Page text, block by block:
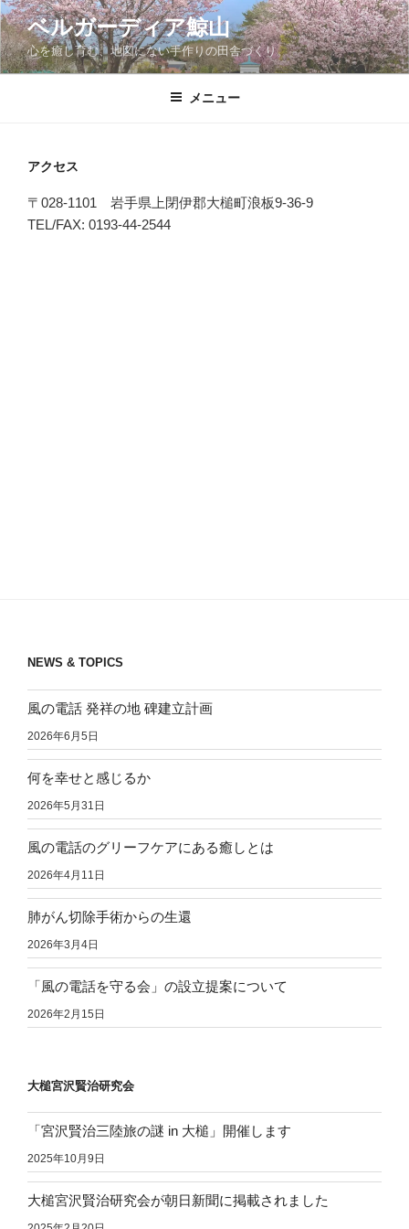
コ
ン
テ
ン
ベルガーディア鯨山
心を癒し育む、地図にない手作りの田舎づくり。
メニュー
アクセス
〒028-1101 岩手県上閉伊郡大槌町浪板9-36-9
TEL/FAX: 0193-44-2544
NEWS & TOPICS
風の電話 発祥の地 碑建立計画
2026年6月5日
何を幸せと感じるか
2026年5月31日
風の電話のグリーフケアにある癒しとは
2026年4月11日
肺がん切除手術からの生還
2026年3月4日
「風の電話を守る会」の設立提案について
2026年2月15日
大槌宮沢賢治研究会
「宮沢賢治三陸旅の謎 in 大槌」開催します
2025年10月9日
大槌宮沢賢治研究会が朝日新聞に掲載されました